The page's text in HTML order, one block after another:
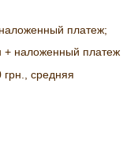
платеж;
+ наложенный платеж
средняя